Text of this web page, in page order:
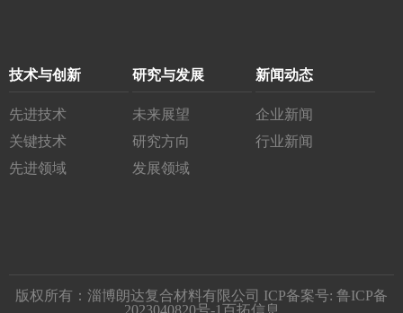
技术与创新
先进技术
关键技术
先进领域
研究与发展
未来展望
研究方向
发展领域
新闻动态
企业新闻
行业新闻
版权所有：淄博朗达复合材料有限公司 ICP备案号: 鲁ICP备